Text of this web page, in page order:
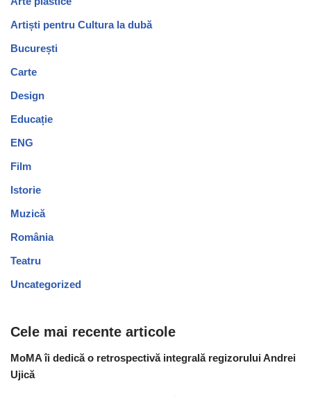
Artiști pentru Cultura la dubă
București
Carte
Design
Educație
ENG
Film
Istorie
Muzică
România
Teatru
Uncategorized
Cele mai recente articole
MoMA îi dedică o retrospectivă integrală regizorului Andrei
Ujică